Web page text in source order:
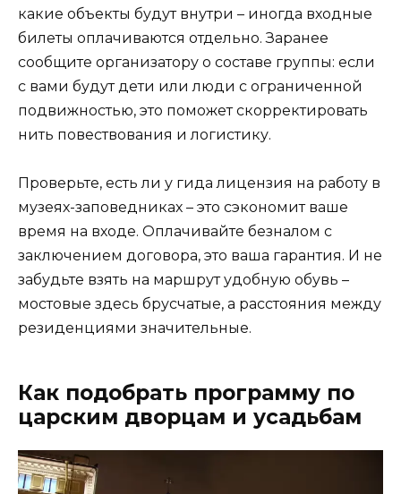
какие объекты будут внутри – иногда входные
билеты оплачиваются отдельно. Заранее
сообщите организатору о составе группы: если
с вами будут дети или люди с ограниченной
подвижностью, это поможет скорректировать
нить повествования и логистику.
Проверьте, есть ли у гида лицензия на работу в
музеях-заповедниках – это сэкономит ваше
время на входе. Оплачивайте безналом с
заключением договора, это ваша гарантия. И не
забудьте взять на маршрут удобную обувь –
мостовые здесь брусчатые, а расстояния между
резиденциями значительные.
Как подобрать программу по
царским дворцам и усадьбам